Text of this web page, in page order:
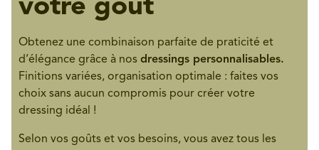
votre goût
Obtenez une combinaison parfaite de praticité et
d’élégance grâce à nos dressings personnalisables.
Finitions variées, organisation optimale : faites vos
choix sans aucun compromis pour créer votre
dressing idéal !
Selon vos goûts et vos besoins, vous avez tous les